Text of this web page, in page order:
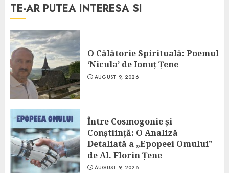
TE-AR PUTEA INTERESA SI
O Călătorie Spirituală: Poemul
‘Nicula’ de Ionuț Țene
AUGUST 9, 2026
Între Cosmogonie și
Conștiință: O Analiză
Detaliată a „Epopeei Omului”
de Al. Florin Țene
AUGUST 9, 2026